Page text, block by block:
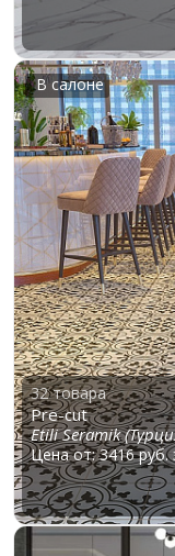
В салоне
32 товара
Pre-cut
Etili Seramik
Цена от: 3416 руб.